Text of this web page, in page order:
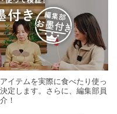
イテムを実際に食べたり使っ
定します。さらに、編集部員
！